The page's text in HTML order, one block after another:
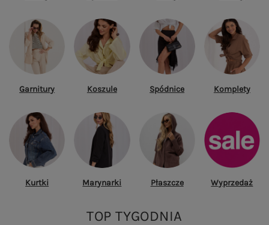
Garnitury Koszule Spódnice Komplety
Kurtki Marynarki Płaszcze Wyprzedaż
TOP TYGODNIA